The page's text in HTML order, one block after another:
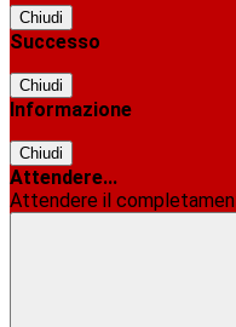
Chiudi
Successo
Chiudi
Informazione
Chiudi
Attendere...
Attendere il